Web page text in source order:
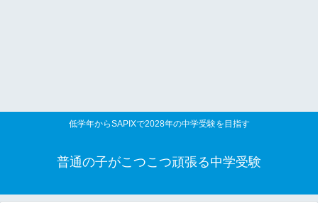
低学年からSAPIXで2028年の中学受験を目指す
普通の子がこつこつ頑張る中学受験